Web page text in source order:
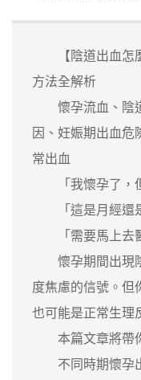
【陰道出血怎麼
方法全解析
懷孕流血、陰道
因、妊娠期出血危
常出血
「我懷孕了，但
「這是月經還是
「需要馬上去醫
懷孕期間出現陰
度焦慮的信號。但
也可能是正常生理
本篇文章將帶你
不同時期懷孕